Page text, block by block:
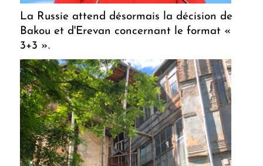
La Russie attend désormais la décision de
Bakou et d'Erevan concernant le format «
3+3 ».